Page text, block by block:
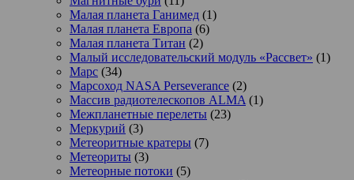
Малая планета Ганимед (1)
Малая планета Европа (6)
Малая планета Титан (2)
Малый исследовательский модуль «Рассвет» (1)
Марс (34)
Марсоход NASA Perseverance (2)
Массив радиотелескопов ALMA (1)
Межпланетные перелеты (23)
Меркурий (3)
Метеоритные кратеры (7)
Метеориты (3)
Метеорные потоки (5)